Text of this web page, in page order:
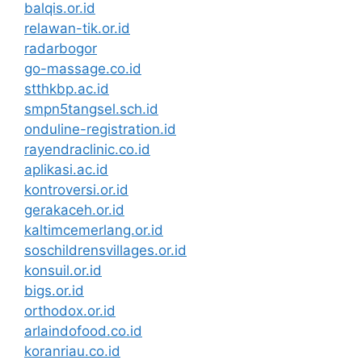
balqis.or.id
relawan-tik.or.id
radarbogor
go-massage.co.id
stthkbp.ac.id
smpn5tangsel.sch.id
onduline-registration.id
rayendraclinic.co.id
aplikasi.ac.id
kontroversi.or.id
gerakaceh.or.id
kaltimcemerlang.or.id
soschildrensvillages.or.id
konsuil.or.id
bigs.or.id
orthodox.or.id
arlaindofood.co.id
koranriau.co.id